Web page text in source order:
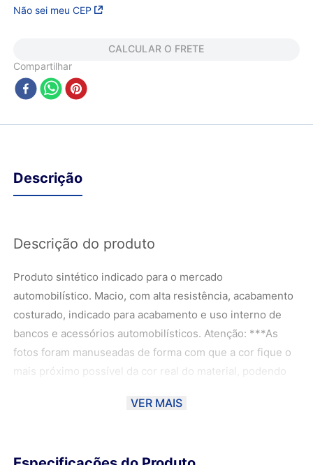
Não sei meu CEP
CALCULAR O FRETE
Compartilhar
Descrição
Descrição do produto
Produto sintético indicado para o mercado
automobilístico. Macio, com alta resistência, acabamento
costurado, indicado para acabamento e uso interno de
bancos e acessórios automobilísticos. Atenção: ***As
fotos foram manuseadas de forma com que a cor fique o
mais próximo possível da cor real do material, podendo
****Ao escolher o método de envio PAC ou SEDEX, o
VER MAIS